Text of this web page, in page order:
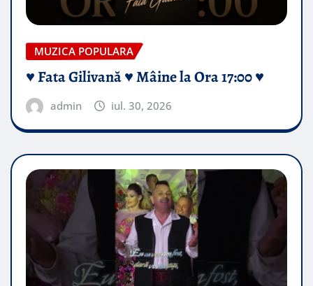
MUZICA POPULARA
♥️ Fata Gilivană ♥️ Mâine la Ora 17:00 ♥️
admin iul. 30, 2026